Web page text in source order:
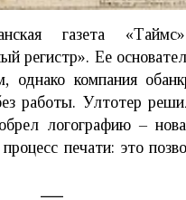
газета
регистр». Ее
однако компания
работы. Ултотер
логографию –
печати: это